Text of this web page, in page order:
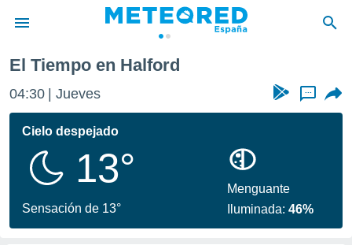
de
por
se
calidad.
a este
las
El Tiempo en Halford
04:30 Jueves ...
Cielo despejado
13°
Sensación de 13°
Menguante
Iluminada:46%